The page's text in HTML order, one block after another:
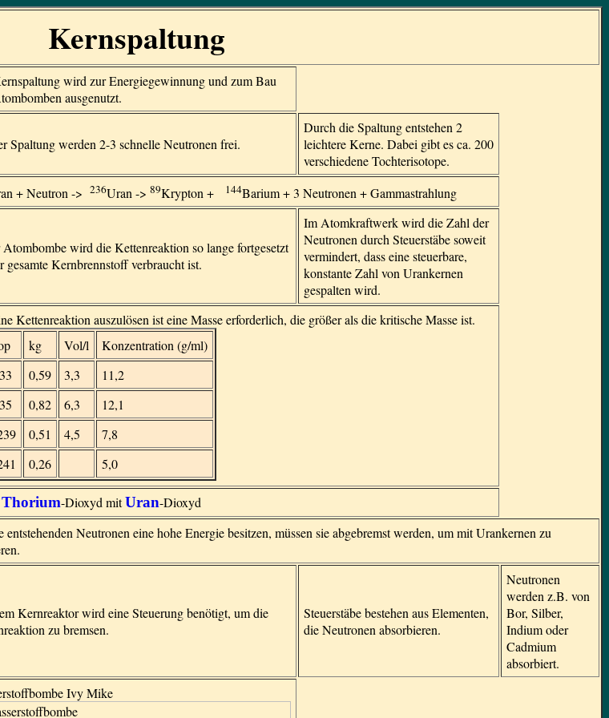
Kernspaltung
wird zur Energiegewinnung und zum Bau
ausgenutzt.
Spaltung werden 2-3 schnelle Neutronen frei.
Durch die Spaltung entstehen 2
leichtere Kerne. Dabei gibt es ca. 200
verschiedene Tochterisotope.
+ Neutron -> 236Uran -> 89Krypton + 144Barium + 3 Neutronen + Gammastrahlung
wird die Kettenreaktion so lange fortgesetzt
gesamte Kernbrennstoff verbraucht ist.
Im Atomkraftwerk wird die Zahl der
Neutronen durch Steuerstäbe soweit
vermindert, dass eine steuerbare,
konstante Zahl von Urankernen
gespalten wird.
Kettenreaktion auszulösen ist eine Masse erforderlich, die größer als die kritische Masse ist.
kg Vol/l
Konzentration (g/ml)
0,59 3,3
11,2
0,82 6,3
12,1
0,51 4,5
7,8
0,26 5,0
Thorium-Dioxyd mitUran-Dioxyd
entstehenden Neutronen eine hohe Energie besitzen, müssen sie abgebremst werden, um mit Urankernen zu
Kernreaktor wird eine Steuerung benötigt, um die
zu bremsen.
Steuerstäbe bestehen aus Elementen,
die Neutronen absorbieren.
Neutronen
werden z.B. von
Bor, Silber,
Indium oder
Cadmium
absorbiert.
Ivy Mike